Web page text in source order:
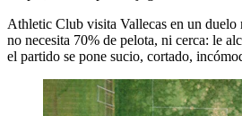
Athletic Club visita Vallecas en un duelo
no necesita 70% de pelota, ni cerca: le
el partido se pone sucio, cortado,